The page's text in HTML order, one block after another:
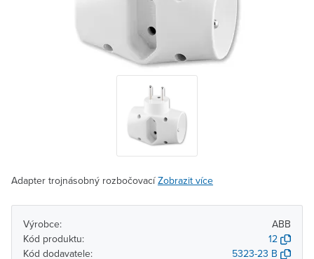
Adapter trojnásobný rozbočovacíZobrazit více
Výrobce:
ABB
Kód produktu:
12
Kód dodavatele:
5323-23 B